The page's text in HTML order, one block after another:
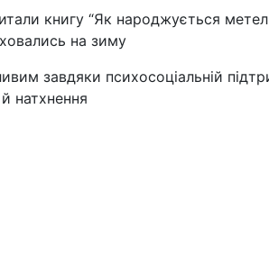
книгу “Як народжується
на зиму
завдяки психосоціальній
натхнення